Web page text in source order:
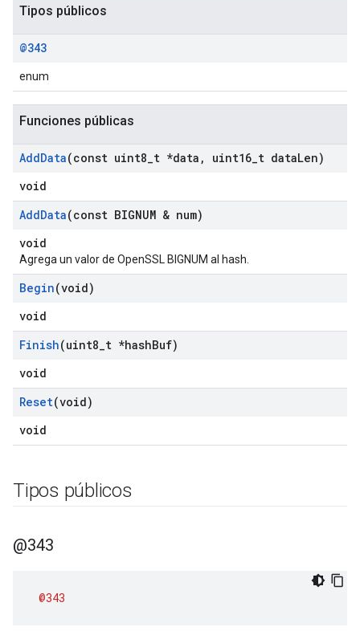
Tipos públicos
@343
enum
Funciones públicas
AddData(const uint8 t *data , uint16 t dataLen)
void
AddData(const BIGNUM & num)
void
Agrega un valor de OpenSSL BIGNUM al hash.
Begin(void)
void
Finish(uint8 t *hashBuf)
void
Reset(void)
void
Tipos públicos
@343
@343